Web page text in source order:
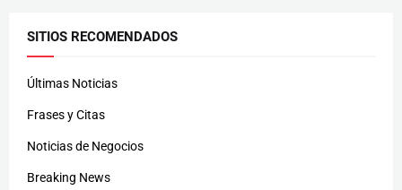
SITIOS RECOMENDADOS
Últimas Noticias
Frases y Citas
Noticias de Negocios
Breaking News